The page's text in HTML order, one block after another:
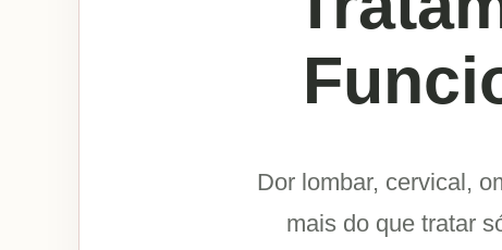
Dor lombar, cervical,
mais do que tratar